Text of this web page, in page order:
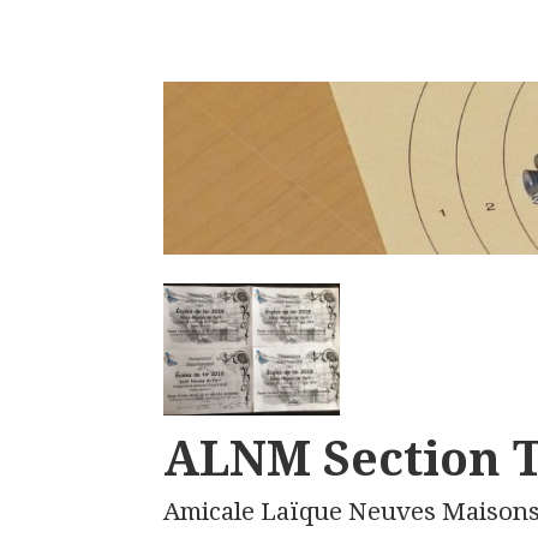
ALNM Section
Amicale Laïque Neuves